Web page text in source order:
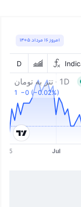
امروز ١٦ مرداد ١٤٠٥